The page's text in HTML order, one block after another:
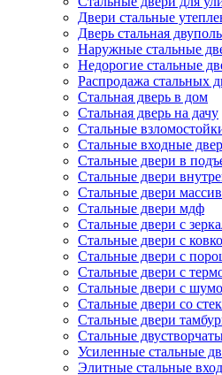
Двери стальные
Дверь стальная
Наружные стальные
Недорогие стальные
Распродажа стальных
Стальная дверь в дом
Стальная дверь на дачу
Стальные
Стальные входные
Стальные двери в
Стальные двери
Стальные двери массив
Стальные двери мдф
Стальные двери с
Стальные двери с
Стальные двери с
Стальные двери с
Стальные двери с
Стальные двери со
Стальные двери
Стальные
Усиленные стальные
Элитные стальные